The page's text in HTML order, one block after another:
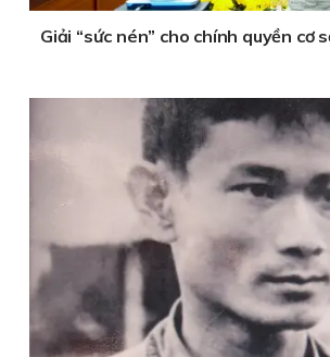
Giải “sức nén” cho chính quyền cơ